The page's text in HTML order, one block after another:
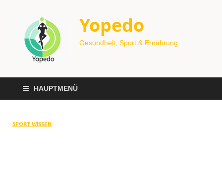
Yopedo
Gesundheit, Sport & Ernährung
HAUPTMENÜ
SPORT WISSEN